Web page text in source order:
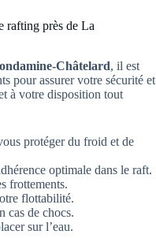
rafting près de La
Châtelard, il est
pour assurer votre sécurité et
à votre disposition tout
protéger du froid et de
optimale dans le raft.
frottements.
flottabilité.
cas de chocs.
sur l’eau.